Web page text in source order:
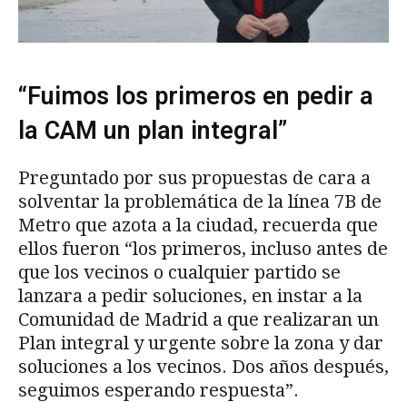
“Fuimos los primeros en pedir a
la CAM un plan integral”
Preguntado por sus propuestas de cara a
solventar la problemática de la línea 7B de
Metro que azota a la ciudad, recuerda que
ellos fueron “los primeros, incluso antes de
que los vecinos o cualquier partido se
lanzara a pedir soluciones, en instar a la
Comunidad de Madrid a que realizaran un
Plan integral y urgente sobre la zona y dar
soluciones a los vecinos. Dos años después,
seguimos esperando respuesta”.